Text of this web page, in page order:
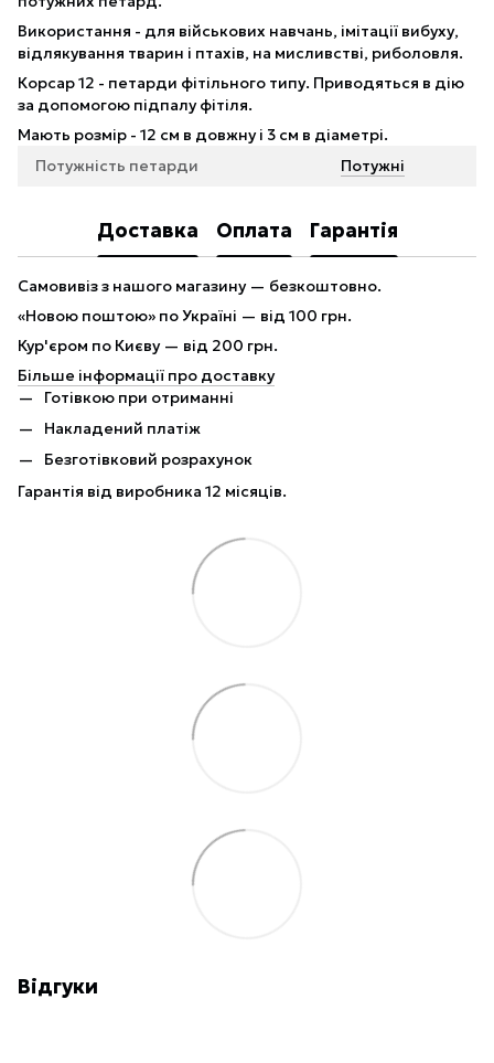
Використання - для військових навчань, імітації вибуху,
відлякування тварин і птахів, на мисливстві, риболовля.
Корсар 12 - петарди фітільного типу. Приводяться в дію
за допомогою підпалу фітіля.
Мають розмір - 12 см в довжну і 3 см в діаметрі.
Потужність петарди
Потужні
Доставка Оплата Гарантія
Самовивіз з нашого магазину — безкоштовно.
«Новою поштою» по Україні — від 100 грн.
Кур'єром по Києву — від 200 грн.
Більше інформації про доставку
Готівкою при отриманні
Накладений платіж
Безготівковий розрахунок
Гарантія від виробника 12 місяців.
Відгуки